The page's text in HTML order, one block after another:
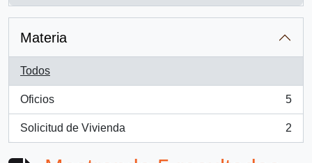
Materia
Todos
Oficios
, 5 resultados
5
Solicitud de Vivienda
, 2 resultados
2